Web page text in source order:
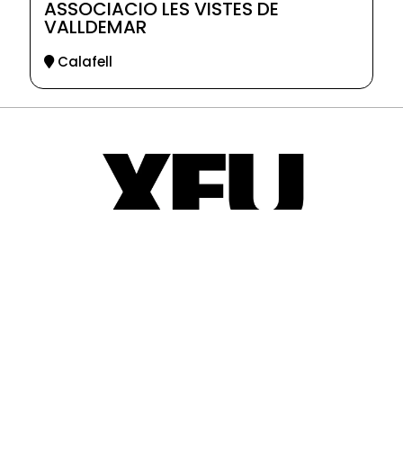
ASSOCIACIO LES VISTES DE
VALLDEMAR
Calafell